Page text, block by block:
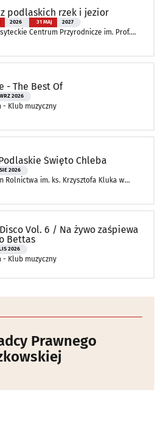
podlaskich rzek i jezior
2026 31 MAJ 2027
Centrum Przyrodnicze im. Prof.
- The Best Of
2026
- Klub muzyczny
Święto Chleba
SIE 2026
Rolnictwa im. ks. Krzysztofa Kluka w
Vol. 6 / Na żywo zaśpiewa
Bettas
2026
- Klub muzyczny
Prawnego